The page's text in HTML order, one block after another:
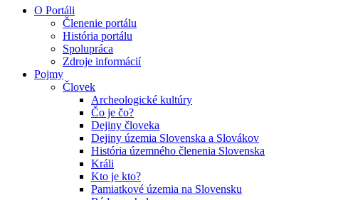
O Portáli
Členenie portálu
História portálu
Spolupráca
Zdroje informácií
Pojmy
Človek
Archeologické kultúry
Čo je čo?
Dejiny človeka
Dejiny územia Slovenska a Slovákov
História územného členenia Slovenska
Králi
Kto je kto?
Pamiatkové územia na Slovensku